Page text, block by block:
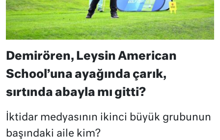
Demirören, Leysin American
School’una ayağında çarık,
sırtında abayla mı gitti?
İktidar medyasının ikinci büyük grubunun
başındaki aile kim?